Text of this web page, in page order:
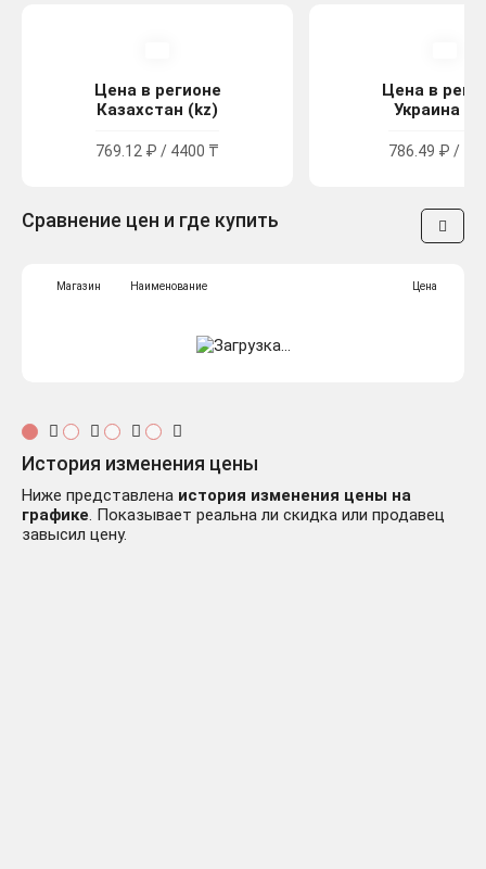
Цена в регионе
Казахстан (kz)
769.12 ₽ / 4400 ₸
Цена в
Украина
786.49 ₽ /
Сравнение цен и где купить
Магазин Наименование Цена
История изменения цены
Ниже представлена история изменения цены на
графике. Показывает реальна ли скидка или продавец
завысил цену.